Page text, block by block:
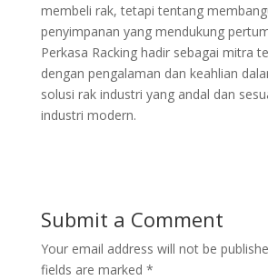
membeli rak, tetapi tentang
penyimpanan yang mendukung
Perkasa Racking hadir sebagai mitra
dengan pengalaman dan keahlian
solusi rak industri yang andal dan
industri modern.
Submit a Comment
Your email address will not be
fields are marked *